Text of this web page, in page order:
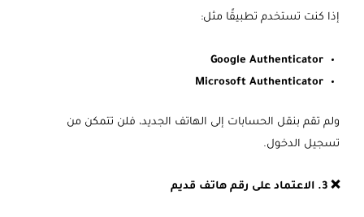
إذا كنت تستخدم تطبيقًا مثل:
Google Authenticator
Microsoft Authenticator
ولم تقم بنقل الحسابات إلى الهاتف الجديد، فلن تتمكن من
تسجيل الدخول.
❌ 3. الاعتماد على رقم هاتف قديم